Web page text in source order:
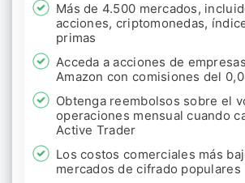
Más de 4.500 mercados,
acciones, criptomonedas,
primas
Acceda a acciones de
Amazon con comisiones del
Obtenga reembolsos sobre el
operaciones mensual cuando
Active Trader
Los costos comerciales más
mercados de cifrado populares